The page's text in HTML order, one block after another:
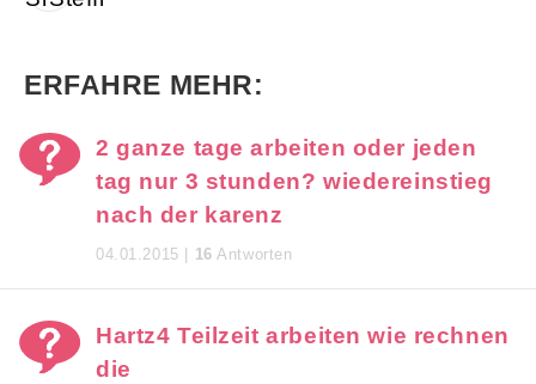
ERFAHRE MEHR:
2 ganze tage arbeiten oder jeden
tag nur 3 stunden? wiedereinstieg
nach der karenz
04.01.2015 | 16 Antworten
Hartz4 Teilzeit arbeiten wie rechnen
die